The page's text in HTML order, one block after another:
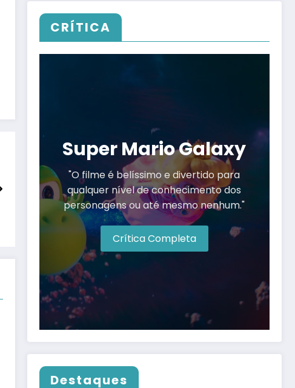
CRÍTICA
Super Mario Galaxy
"O filme é belíssimo e divertido para
qualquer nível de conhecimento dos
personagens ou até mesmo nenhum."
Crítica Completa
Destaques